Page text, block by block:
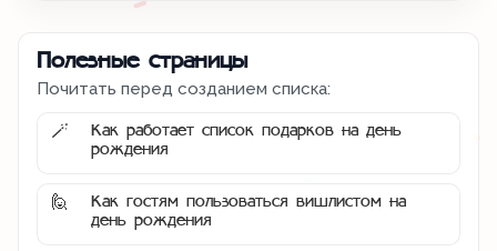
Полезные страницы
Почитать перед созданием списка:
🪄
Как работает список подарков на день
рождения
🙋
Как гостям пользоваться вишлистом на
день рождения